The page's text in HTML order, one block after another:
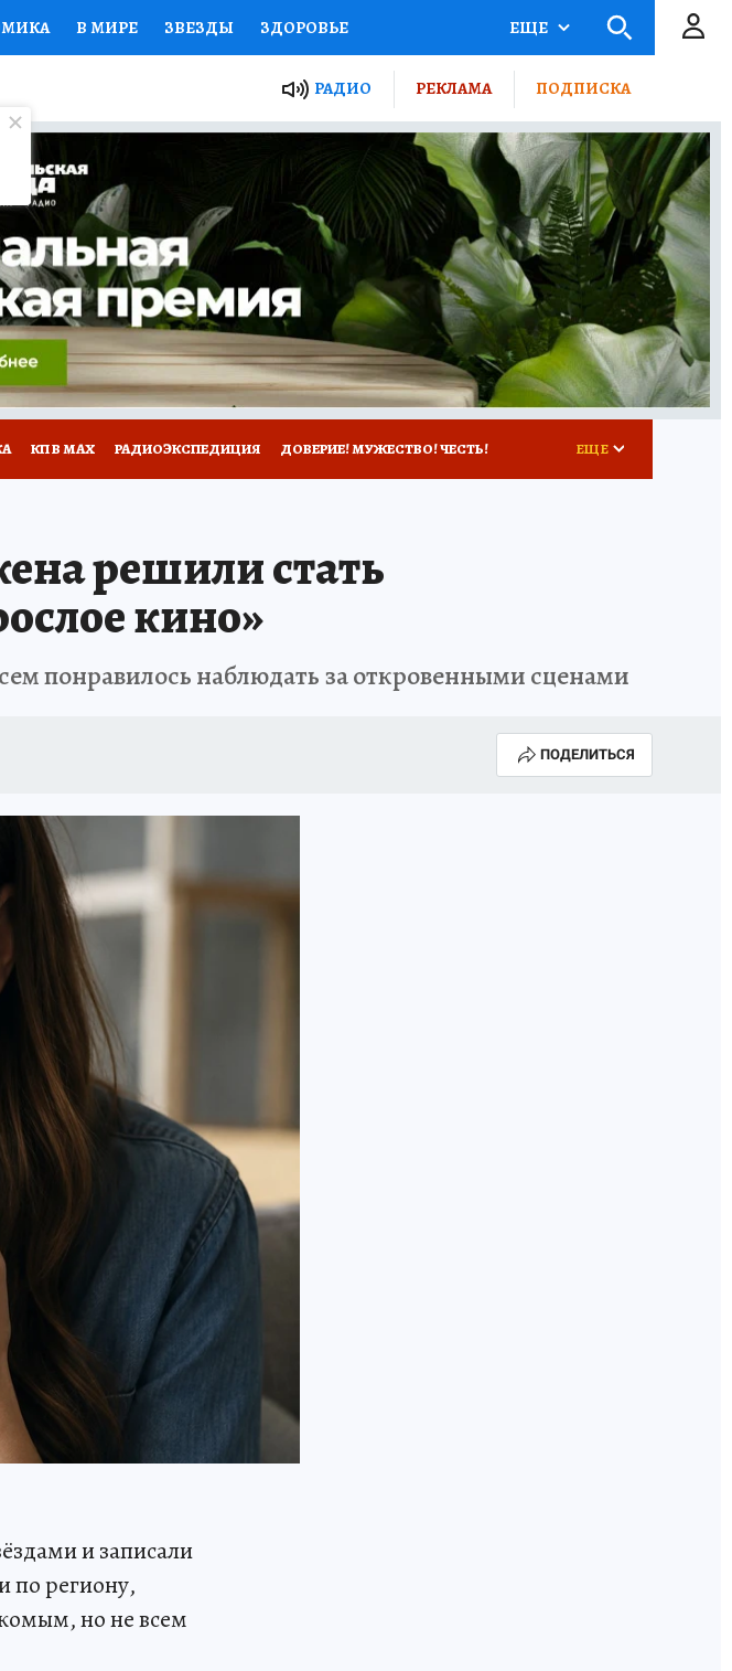
В МИРЕ ЗВЕЗДЫ ЗДОРОВЬЕ
НАЦИОНАЛЬНЫЕ ПРОЕКТЫ РОССИИ
СЕМЬЯ ЖЕНСКИЕ СЕКРЕТЫ ПУТЕВОДИТЕЛЬ
СПЕЦПРОЕКТЫ ДЕФИЦИТ ЖЕЛЕЗА ТУРИЗМ
РАБОТА У НАС ГИД ПОТРЕБИТЕЛЯ ВСЕ О КП
ЕЩЕ
РАДИО РЕКЛАМА ПОДПИСКА
КП В МАХ РАДИОЭКСПЕДИЦИЯ ДОВЕРИЕ! МУЖЕСТВО! ЧЕСТЬ! ЕЩЕ
решили стать
кино»
понравилось наблюдать за откровенными сценами
ПОДЕЛИТЬСЯ
и записали
по региону,
но не всем